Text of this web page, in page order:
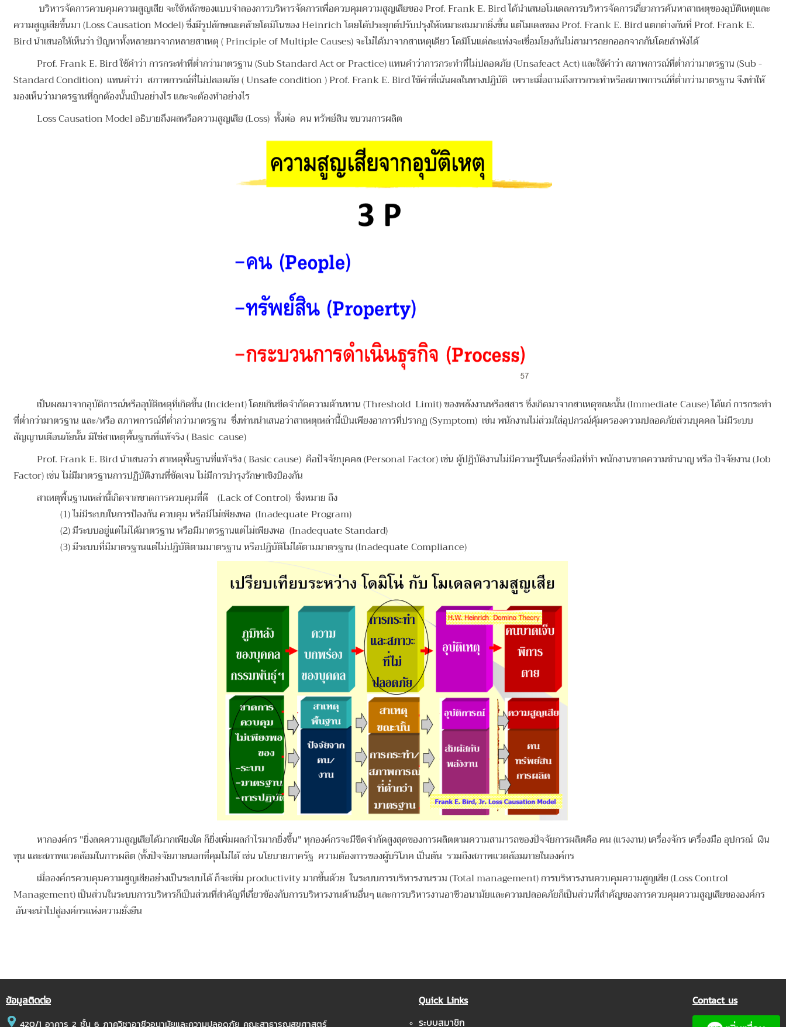
บริหารจัดการควบคุมความสูญเสีย จะใช้หลักของแบบจำลองการบริหารจัดการเพื่อควบคุมความสูญเสียของ Prof. Frank E. Bird ได้นำเสนอโมเดลการบริหารจัดการเกี่ยวการค้นหาสาเหตุของอุบัติเหตุและ
ความสูญเสียขึ้นมา (Loss Causation Model) ซึ่งมีรูปลักษณะคล้ายโดมิโนของ Heinrich โดยได้ประยุกต์ปรับปรุงให้เหมาะสมมากยิ่งขึ้น แต่โมเดลของ Prof. Frank E. Bird แตกต่างกันที่ Prof. Frank E.
Bird นำเสนอให้เห็นว่า ปัญหาทั้งหลายมาจากหลายสาเหตุ ( Principle of Multiple Causes) จะไม่ได้มาจากสาเหตุเดียว โดมิโนแต่ละแท่งจะเชื่อมโยงกันไม่สามารถยกออกจากกันโดยลำพังได้
Prof. Frank E. Bird ใช้คำว่า การกระทำที่ต่ำกว่ามาตรฐาน (Sub Standard Act or Practice) แทนคำว่าการกระทำที่ไม่ปลอดภัย (Unsafeact Act) และใช้คำว่า สภาพการณ์ที่ต่ำกว่ามาตรฐาน (Sub -
Standard Condition) แทนคำว่า สภาพการณ์ที่ไม่ปลอดภัย ( Unsafe condition ) Prof. Frank E. Bird ใช้คำที่เน้นผลในทางปฏิบัติ เพราะเมื่อถามถึงการกระทำหรือสภาพการณ์ที่ต่ำกว่ามาตรฐาน จึงทำให้
มองเห็นว่ามาตรฐานที่ถูกต้องนั้นเป็นอย่างไร และจะต้องทำอย่างไร
Loss Causation Model อธิบายถึงผลหรือความสูญเสีย (Loss) ทั้งต่อ คน ทรัพย์สิน ขบวนการผลิต
เป็นผลมาจากอุบัติการณ์หรืออุบัติเหตุที่เกิดขึ้น (Incident) โดยเกินขีดจำกัดความต้านทาน (Threshold Limit) ของพลังงานหรือสสาร ซึ่งเกิดมาจากสาเหตุขณะนั้น (Immediate Cause) ได้แก่ การกระทำ
ที่ต่ำกว่ามาตรฐาน และ/หรือ สภาพการณ์ที่ต่ำกว่ามาตรฐาน ซึ่งท่านนำเสนอว่าสาเหตุเหล่านี้เป็นเพียงอาการที่ปรากฏ (Symptom) เช่น พนักงานไม่ส่วมใส่อุปกรณ์คุ้มครองความปลอดภัยส่วนบุคคล ไม่มีระบบ
สัญญานเตือนภัยนั้น มิใช่สาเหตุพื้นฐานที่แท้จริง ( Basic cause)
Prof. Frank E. Bird นำเสนอว่า สาเหตุพื้นฐานที่แท้จริง ( Basic cause) คือปัจจัยบุคคล (Personal Factor) เช่น ผู้ปฏิบัติงานไม่มีความรู้ในเครื่องมือที่ทำ พนักงานขาดความชำนาญหรือ ปัจจัยงาน (Job
Factor) เช่น ไม่มีมาตรฐานการปฏิบัติงานที่ชัดเจน ไม่มีการบำรุงรักษาเชิงป้องกัน
สาเหตุพื้นฐานเหล่านี้เกิดจากขาดการควบคุมที่ดี (Lack of Control) ซึ่งหมาย ถึง
(1) ไม่มีระบบในการป้องกัน ควบคุม หรือมีไม่เพียงพอ (Inadequate Program)
(2) มีระบบอยู่แต่ไม่ได้มาตรฐาน หรือมีมาตรฐานแต่ไม่เพียงพอ (Inadequate Standard)
(3) มีระบบที่มีมาตรฐานแต่ไม่ปฏิบัติตามมาตรฐาน หรือปฏิบัติไม่ได้ตามมาตรฐาน(Inadequate Compliance)
หากองค์กร "ยิ่งลดความสูญเสียได้มากเพียงใด ก็ยิ่งเพิ่มผลกำไรมากยิ่งขึ้น" ทุกองค์กรจะมีขีดจำกัดสูงสุดของการผลิตตามความสามารถของปัจจัยการผลิตคือ คน (แรงงาน) เครื่องจักร เครื่องมือ อุปกรณ์ เงิน
ทุน และสภาพแวดล้อมในการผลิต (ทั้งปัจจัยภายนอกที่คุมไม่ได้ เช่น นโยบายภาครัฐ ความต้องการของผู้บริโภค เป็นต้น รวมถึงสภาพแวดล้อมภายในองค์กร
เมื่อองค์กรควบคุมความสูญเสียอย่างเป็นระบบได้ ก็จะเพิ่ม productivity มากขึ้นด้วย ในระบบการบริหารงานรวม (Total management) การบริหารงานควบคุมความสูญเสีย (Loss Control
Management) เป็นส่วนในระบบการบริหารก็เป็นส่วนที่สำคัญที่เกี่ยวข้องกับการบริหารงานด้านอื่นๆ และการบริหารงานอาชีวอนามัยและความปลอดภัยก็เป็นส่วนที่สำคัญของการควบคุมความสูญเสียขององค์กร
อันจะนำไปสู่องค์กรแห่งความยั่งยืน
ข้อมูลติดต่อ
420/1 อาคาร 2 ชั้น 6 ภาควิชาอาชีวอนามัยและความปลอดภัย คณะสาธารณสุขศาสตร์
Quick Links
ระบบสมาชิก
Contact us